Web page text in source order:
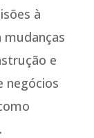
à
mudanças
e
negócios